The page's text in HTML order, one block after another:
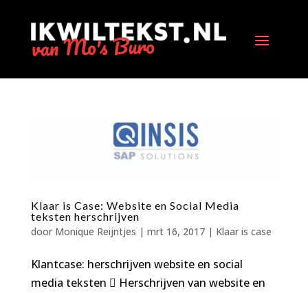
Klaar is Case: Website en Social Media
teksten herschrijven
door Monique Reijntjes | mrt 16, 2017| Klaar is case
Klantcase: herschrijven website en social
media teksten  Herschrijven van website en